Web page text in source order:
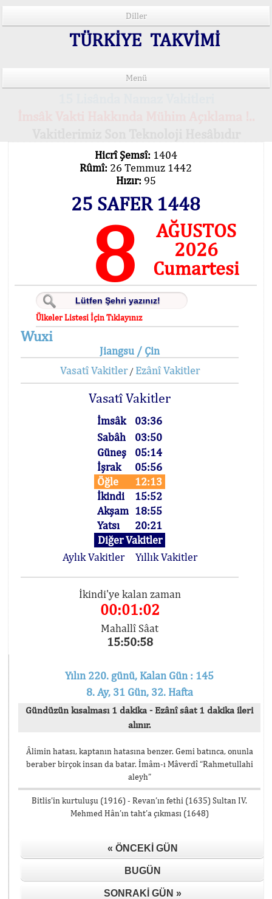
Diller
TÜRKİYE TAKVİMİ
Menü
Hicrî Şemsî: 1404
Rûmî: 26 Temmuz 1442
Hızır: 95
25 SAFER 1448
8
AĞUSTOS
2026
Cumartesi
Ülkeler Listesi İçin Tıklayınız
Wuxi
Jiangsu / Çin
Vasatî Vakitler/ Ezânî Vakitler
Vasatî Vakitler
İmsâk
03:36
Sabâh
03:50
Güneş
05:14
İşrak
05:56
Öğle
12:13
İkindi
15:52
Akşam 18:55
Yatsı
20:21
Diğer Vakitler
Aylık Vakitler
Yıllık Vakitler
İkindi'ye kalan zaman
00:01:02
Mahallî Sâat
15:50:58
Yılın 220. günü, Kalan Gün : 145
8. Ay, 31 Gün, 32. Hafta
Gündüzün kısalması 1 dakika - Ezânî sâat 1 dakika ileri
alınır.
Âlimin hatası, kaptanın hatasına benzer. Gemi batınca, onunla
beraber birçok insan da batar. İmâm-ı Mâverdî “Rahmetullahi
aleyh”
Bitlis’in kurtuluşu (1916) - Revan’ın fethi (1635) Sultan IV.
Mehmed Hân’ın taht’a çıkması (1648)
« ÖNCEKI GÜN
BUGÜN
SONRAKI GÜN »